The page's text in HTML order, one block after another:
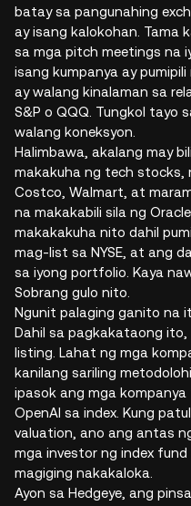
batay sa pangunahing
ay isang kalokohan. Tama
sa mga pitch meetings na
isang kumpanya ay pumipili
ay walang kinalaman sa
S&P o QQQ. Tungkol tayo
walang koneksyon.
Halimbawa, akalang may
makakuha ng tech stocks,
Costco, Walmart, at
na makakabili sila ng
makakakuha nito dahil
mag-list sa NYSE, at ang
sa iyong portfolio. Kaya
Sobrang gulo nito.
Ngunit palaging ganito na
Dahil sa pagkakataong
listing. Lahat ng mga
kanilang sariling
ipasok ang mga
OpenAI sa index. Kung
valuation, ano ang antas
mga investor ng index
magiging nakakaloka.
Ayon sa Hedgeye, ang